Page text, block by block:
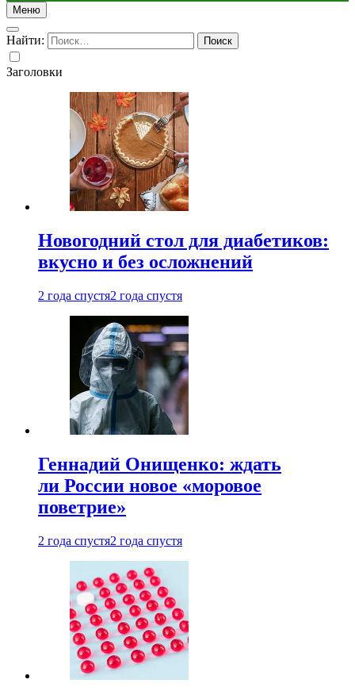
Меню
Найти:
Заголовки
Новогодний стол для диабетиков:
вкусно и без осложнений
2 года спустя2 года спустя
Геннадий Онищенко: ждать
ли России новое «моровое
поветрие»
2 года спустя2 года спустя